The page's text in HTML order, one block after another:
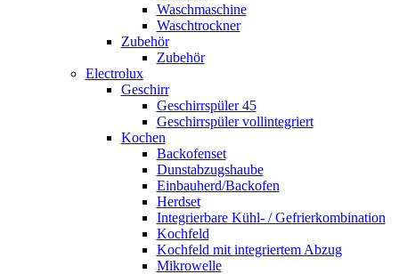
Waschmaschine
Waschtrockner
Zubehör
Zubehör
Electrolux
Geschirr
Geschirrspüler 45
Geschirrspüler vollintegriert
Kochen
Backofenset
Dunstabzugshaube
Einbauherd/Backofen
Herdset
Integrierbare Kühl- / Gefrierkombination
Kochfeld
Kochfeld mit integriertem Abzug
Mikrowelle